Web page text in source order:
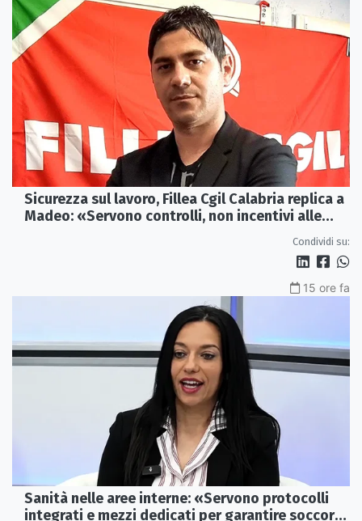
Sicurezza sul lavoro, Fillea Cgil Calabria replica a
Madeo: «Servono controlli, non incentivi alle
Condividi su:
15 ore fa
Sanità nelle aree interne: «Servono protocolli
integrati e mezzi dedicati per garantire soccorsi